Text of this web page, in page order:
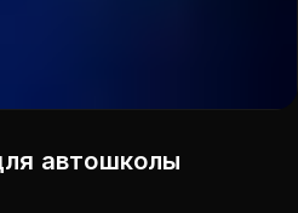
автошколы